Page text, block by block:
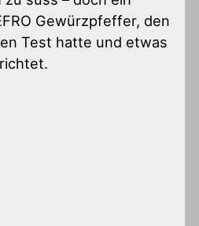
Gewürzpfeffer, den
Test hatte und etwas